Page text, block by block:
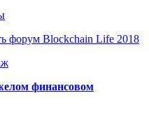
форум Blockchain Life 2018
финансовом